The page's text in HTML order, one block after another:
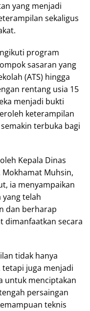
yang menjadi
sekaligus
program
sasaran yang
(ATS) hingga
rentang usia 15
menjadi bukti
keterampilan
terbuka bagi
Kepala Dinas
Muhsin,
ia menyampaikan
telah
dan berharap
dimanfaatkan secara
tidak hanya
juga menjadi
untuk menciptakan
persaingan
teknis